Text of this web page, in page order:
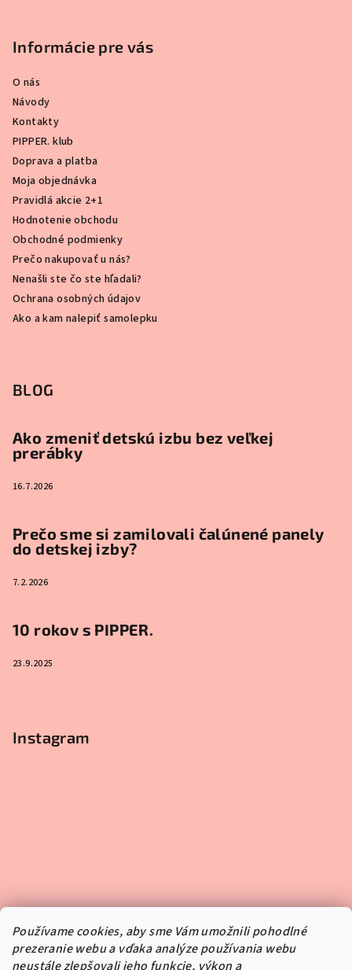
Používame cookies, aby sme Vám umožnili pohodlné
prezeranie webu a vďaka analýze používania webu
neustále zlepšovali jeho funkcie, výkon a
Informácie pre vás
O nás
Návody
Kontakty
PIPPER. klub
Doprava a platba
Moja objednávka
Pravidlá akcie 2+1
Hodnotenie obchodu
Obchodné podmienky
Prečo nakupovať u nás?
Nenašli ste čo ste hľadali?
Ochrana osobných údajov
Ako a kam nalepiť samolepku
BLOG
Ako zmeniť detskú izbu bez veľkej
prerábky
16.7.2026
Prečo sme si zamilovali čalúnené panely
do detskej izby?
7.2.2026
10 rokov s PIPPER.
23.9.2025
Instagram